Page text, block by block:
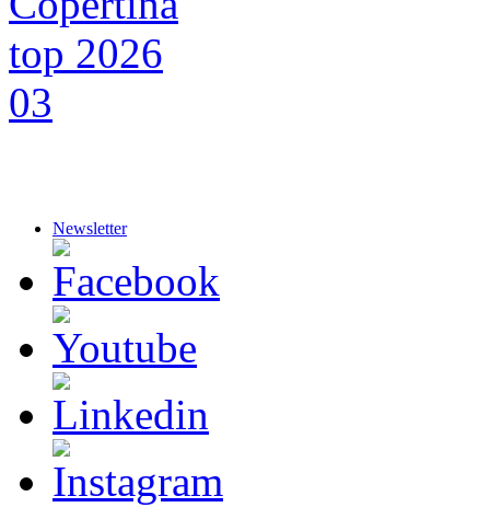
Newsletter